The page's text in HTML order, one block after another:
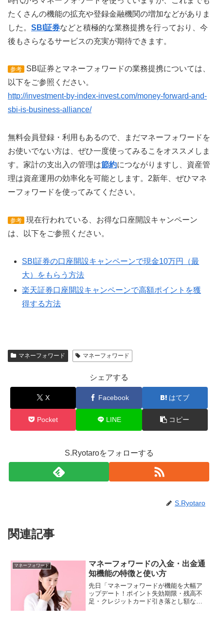
たくさんの機能の拡充や登録金融機関の増加などがありま
した。 SBI証券などと積極的な業務提携を行っており、今
後もさらなるサービスの充実が期待できます。
参考
SBI証券とマネーフォワードの業務提携については、
以下をご参照ください。
http://investment-by-index-invest.com/money-forward-and-
sbi-is-business-alliance/
無料会員登録・利用もあるので、まだマネーフォワードを
お使いでない方は、ぜひ一度使ってみるこをオススメしま
す。家計の支出入の管理は節約につながりますし、資産管
理は資産運用の効率化を可能とします。2新年、ぜひマネ
ーフォワードを使ってみてください。
参考
現在行われている、お得な口座開設キャンペーン
は、以下をご参照ください。
SBI証券の口座開設キャンペーンで現金10万円（最
大）をもらう方法
楽天証券口座開設キャンペーンで高額ポイントを獲
得する方法
マネーフォワード マネーフォワード
シェアする
X Facebook はてブ
Pocket LINE コピー
S.Ryotaroをフォローする
S.Ryotaro
関連記事
マネーフォワード
マネーフォワードの入金・出金通
知機能の特徴と使い方
先日「マネーフォワードが機能を大幅ア
ップデート！ポイント失効期限・残高不
足・クレジットカード引き落とし額など